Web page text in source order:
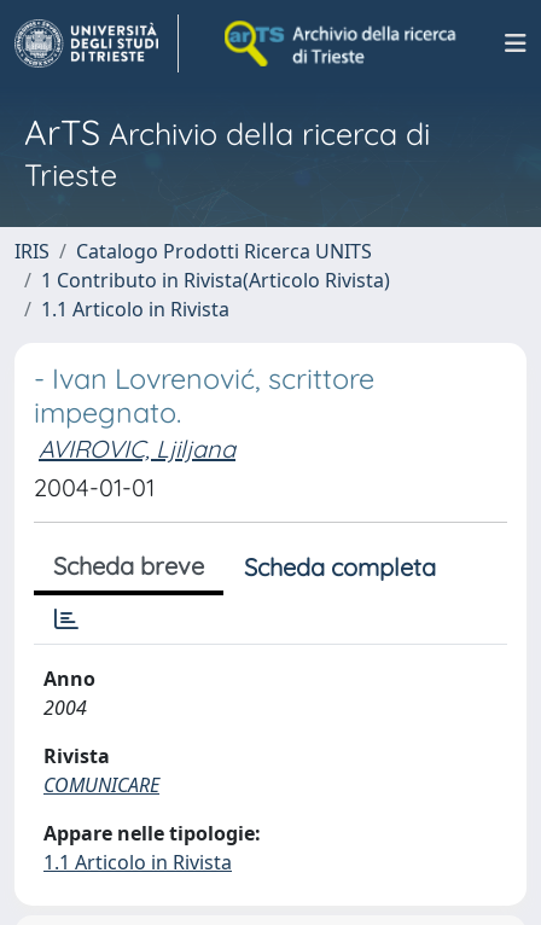
ArTS Archivio della ricerca di
Trieste
IRIS
Catalogo Prodotti Ricerca UNITS
1 Contributo in Rivista(Articolo Rivista)
1.1 Articolo in Rivista
- Ivan Lovrenović, scrittore
impegnato.
AVIROVIC, Ljiljana
2004-01-01
Scheda breve Scheda completa
Anno
2004
Rivista
COMUNICARE
Appare nelle tipologie:
1.1 Articolo in Rivista